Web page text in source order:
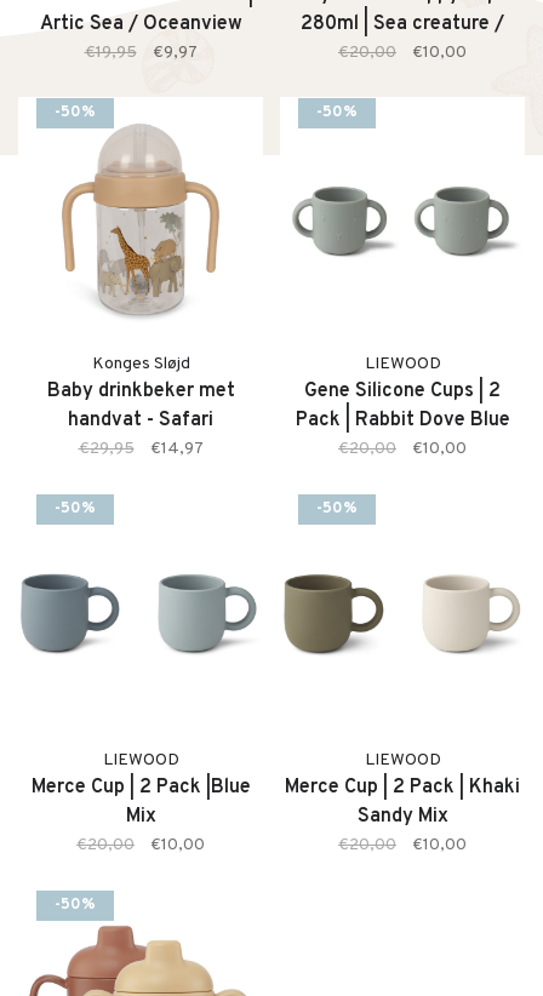
Artic Sea / Oceanview
€19,95 €9,97
280ml | Sea creature /
Sandy
€20,00 €10,00
-50%
Konges Sløjd
Baby drinkbeker met
handvat - Safari
€29,95 €14,97
-50%
LIEWOOD
Gene Silicone Cups | 2
Pack | Rabbit Dove Blue
€20,00 €10,00
-50%
LIEWOOD
Merce Cup | 2 Pack |Blue
Mix
€20,00 €10,00
-50%
LIEWOOD
Merce Cup | 2 Pack | Khaki
Sandy Mix
€20,00 €10,00
-50%